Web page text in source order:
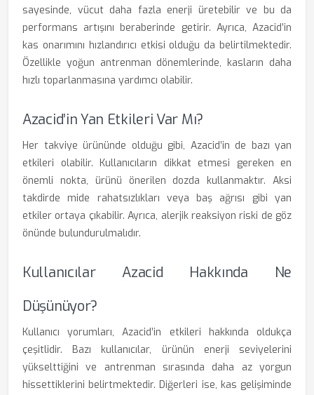
sayesinde, vücut daha fazla enerji üretebilir ve bu da
performans artışını beraberinde getirir. Ayrıca, Azacid’in
kas onarımını hızlandırıcı etkisi olduğu da belirtilmektedir.
Özellikle yoğun antrenman dönemlerinde, kasların daha
hızlı toparlanmasına yardımcı olabilir.
Azacid’in Yan Etkileri Var Mı?
Her takviye ürününde olduğu gibi, Azacid’in de bazı yan
etkileri olabilir. Kullanıcıların dikkat etmesi gereken en
önemli nokta, ürünü önerilen dozda kullanmaktır. Aksi
takdirde mide rahatsızlıkları veya baş ağrısı gibi yan
etkiler ortaya çıkabilir. Ayrıca, alerjik reaksiyon riski de göz
önünde bulundurulmalıdır.
Kullanıcılar Azacid Hakkında Ne
Düşünüyor?
Kullanıcı yorumları, Azacid’in etkileri hakkında oldukça
çeşitlidir. Bazı kullanıcılar, ürünün enerji seviyelerini
yükselttiğini ve antrenman sırasında daha az yorgun
hissettiklerini belirtmektedir. Diğerleri ise, kas gelişiminde